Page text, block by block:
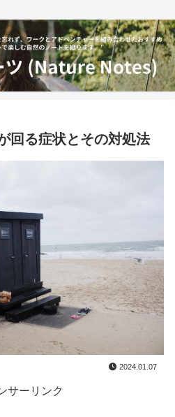
回る症状とその対処法
2024.01.07
サーリンク